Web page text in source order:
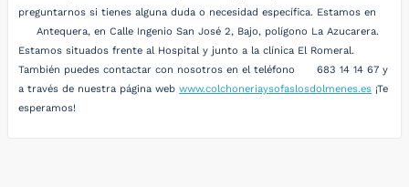
preguntarnos si tienes alguna duda o necesidad específica. Estamos en
Antequera, en Calle Ingenio San José 2, Bajo, polígono La Azucarera.
Estamos situados frente al Hospital y junto a la clínica El Romeral.
También puedes contactar con nosotros en el teléfono
683 14 14 67 y
a través de nuestra página webwww.colchoneriaysofaslosdolmenes.es ¡Te
esperamos!